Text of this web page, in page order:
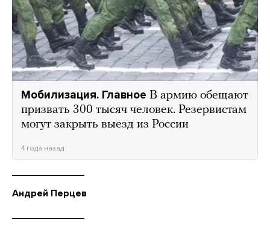
Мобилизация. Главное В армию обещают
призвать 300 тысяч человек. Резервистам
могут закрыть выезд из России
4 года назад
Андрей Перцев